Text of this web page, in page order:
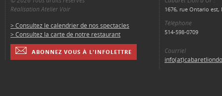
Réalisation Atelier Voir
> Consultez le calendrier de nos spectacles
> Consultez la carte de notre restaurant
ABONNEZ VOUS À L'INFOLETTRE
1676, rue Ontario est,
Téléphone
514-598-0709
Courriel